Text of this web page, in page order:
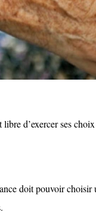
libre d’exercer ses
doit pouvoir